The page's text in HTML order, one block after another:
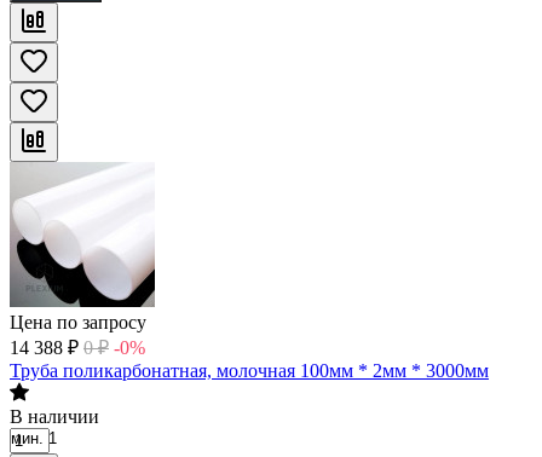
Цена по запросу
14 388 ₽ 0 ₽ -0%
Труба поликарбонатная, молочная 100мм * 2мм * 3000мм
В наличии
мин. 1